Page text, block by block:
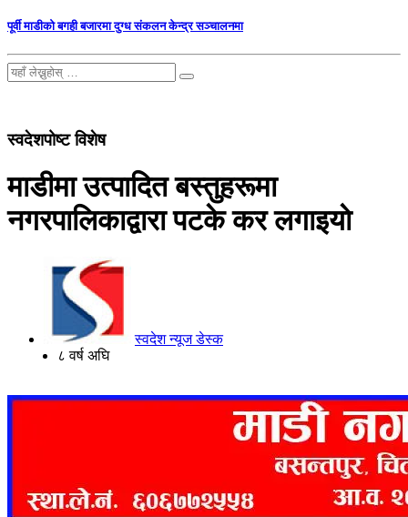
पूर्वी माडीको बगही बजारमा दुग्ध संकलन केन्द्र सञ्चालनमा
स्वदेशपोष्ट विशेष
माडीमा उत्पादित बस्तुहरूमा
नगरपालिकाद्वारा पटके कर लगाइयाे
स्वदेश न्यूज डेस्क
८ वर्ष अघि